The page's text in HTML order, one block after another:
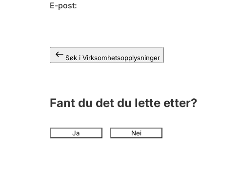
E-post
Søk i Virksomhetsopplysninger
Fant du det du lette etter?
Ja Nei